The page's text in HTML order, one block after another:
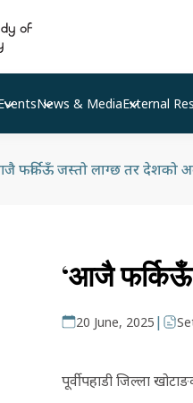
News & MediaExternal
फर्किऊँ जस्तो लाग्छ तर देशको
‘आजै फर्किऊँ
20 June, 2025 |
पूर्वी पहाडी जिल्ला